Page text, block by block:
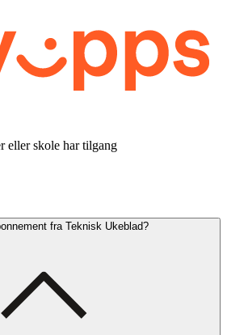
eller skole har tilgang
fra Teknisk Ukeblad?